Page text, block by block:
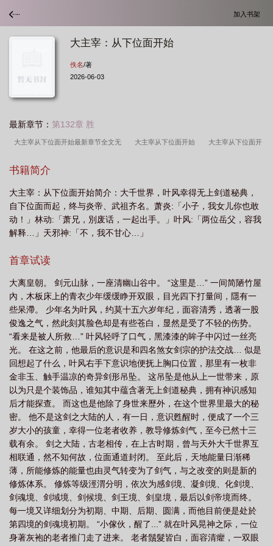
加入书架
大主宰：从下位面开始
佚名/著
2026-06-03
最新章节： 第132章 胜
大主宰从下位面开始最新章节全文无 大主宰从下位面开始 大主宰从下位面开
费阅读百度
节 大主宰从下位面开始免费作者摆脱的 大主宰下位面是什么意思 大主宰从
下位面开始笔趣阁 大主宰从下位面开始免费阅读
书籍简介
大主宰：从下位面开始简介：大千世界，叶风幸得无上剑道秘典，
自下位面而起，终与炎帝、武祖齐名。萧炎:「小子，我女儿你也敢
动！」林动:「萧兄，別废话，一起出手。」叶风:「两位岳父，容我
解释…」天邪神:「不，我不甘心…」
首章试读
大离皇朝。 剑元山脉，一座清幽山谷中。 “这里是…” 一间简陋竹屋
內，木板床上的青衣少年缓缓睁开双眼，目光四下打量间，隱有一
些呆滯。 少年名为叶风，约莫十五六岁年纪，面容清秀，透著一股
俊逸之气，然此刻其脸色却是有些苍白，显然是受了不轻的伤势。
“看来是被人所救…” 叶风轻呼了口气，黑漆漆的眸子中闪过一丝亮
光。 在这之前，他最后的意识是和四名煞女剑宗的护法交战… 似是
回想起了什么，叶风右手下意识地便抚上胸口位置，那里有一枚非
金非玉、触手温凉的奇异剑形吊坠。 这吊坠是他从上一世带来，原
以为只是个装饰品，谁知其中蕴含著无上剑道秘典，拥有神识感知
后才能探查。 而这也是他除了身世来歷外，在这个世界里最大的秘
密。 他不是这剑之大陆的人，有一日，意识甦醒时，便成了一个三
岁大小的孩童，幸得一位老者收养，教导修炼剑气，至今已然十三
载有余。 剑之大陆，古老相传，在上古时期，曾与天外大千世界互
相联通，然不知何故，位面通道封闭。 至此后，天地能量日渐稀
薄，所能修炼的能量也由灵气转变为了剑气，与之改变的则是新的
修炼体系。 修炼等级涇渭分明，依次为感剑境、凝剑境、化剑境、
剑魂境、剑域境、剑候境、剑王境、剑皇境，最后以剑帝境而终。
每一境又详细划分为初期、中期、后期、圆满，而他目前便是处於
第四境的剑魂境初期。 “小傢伙，醒了...” 就在叶风晃神之际，一位
身著灰袍的老者推门走了进来。 老者鬚髮皆白，面容清癯，一双眼